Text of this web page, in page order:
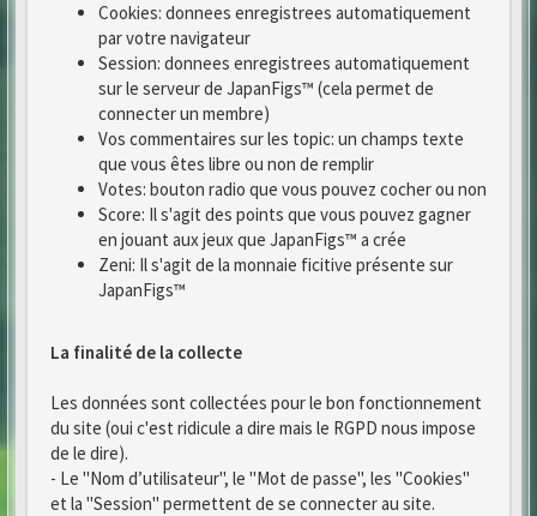
Cookies: donnees enregistrees automatiquement
par votre navigateur
Session: donnees enregistrees automatiquement
sur le serveur de JapanFigs™ (cela permet de
connecter un membre)
Vos commentaires sur les topic: un champs texte
que vous êtes libre ou non de remplir
Votes: bouton radio que vous pouvez cocher ou non
Score: Il s'agit des points que vous pouvez gagner
en jouant aux jeux que JapanFigs™ a crée
Zeni: Il s'agit de la monnaie ficitive présente sur
JapanFigs™
La finalité de la collecte
Les données sont collectées pour le bon fonctionnement
du site (oui c'est ridicule a dire mais le RGPD nous impose
de le dire).
- Le "Nom d’utilisateur", le "Mot de passe", les "Cookies"
et la "Session" permettent de se connecter au site.